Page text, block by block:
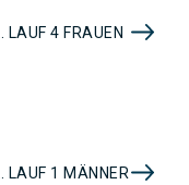
LAUF 4 FRAUEN
LAUF 1 MÄNNER